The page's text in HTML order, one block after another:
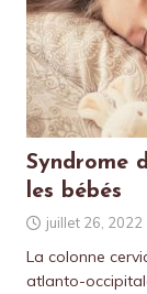
Syndrome
les bébés
juillet 26, 2022
La colonne
atlanto-